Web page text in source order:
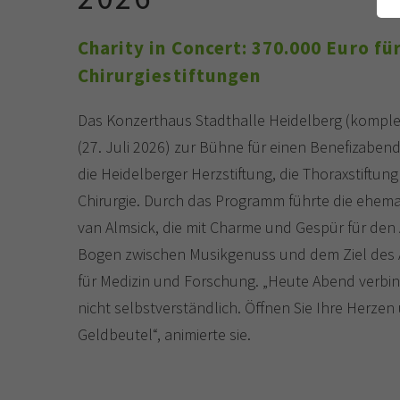
Charity in Concert: 370.000 Euro
Chirurgiestiftungen
Das Konzerthaus Stadthalle Heidelberg
(27. Juli 2026) zur Bühne für einen
die Heidelberger Herzstiftung, die
Chirurgie. Durch das Programm führte die
van Almsick, die mit Charme und Gespür für
Bogen zwischen Musikgenuss und dem Ziel
für Medizin und Forschung. „Heute Abend
nicht selbstverständlich. Öffnen Sie Ihre
Geldbeutel“, animierte sie.